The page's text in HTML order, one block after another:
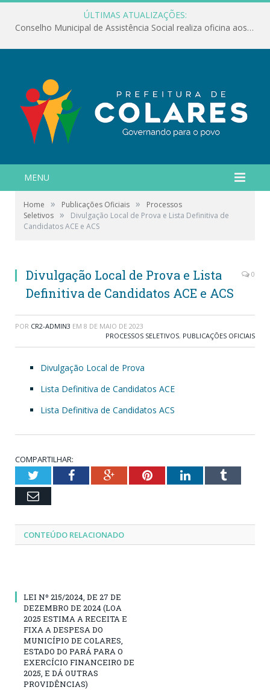
ÚLTIMAS ATUALIZAÇÕES:
Conselho Municipal de Assistência Social realiza oficina aos servidores
MENU
Home » Publicações Oficiais »
Processos
Seletivos »
Divulgação Local de Prova e Lista Definitiva de
Candidatos ACE e ACS
Divulgação Local de Prova e Lista
Definitiva de Candidatos ACE e ACS
0
POR CR2-ADMIN3 EM 8 DE MAIO DE 2023
PROCESSOS SELETIVOS, PUBLICAÇÕES OFICIAIS
Divulgação Local de Prova
Lista Definitiva de Candidatos ACE
Lista Definitiva de Candidatos ACS
COMPARTILHAR:
TwitterFacebookGoogle+PinterestLinkedInTumblr
Email
CONTEÚDO RELACIONADO
LEI Nº 215/2024, DE 27 DE
DEZEMBRO DE 2024 (LOA
2025 ESTIMA A RECEITA E
FIXA A DESPESA DO
MUNICÍPIO DE COLARES,
ESTADO DO PARÁ PARA O
EXERCÍCIO FINANCEIRO DE
2025, E DÁ OUTRAS
PROVIDÊNCIAS)